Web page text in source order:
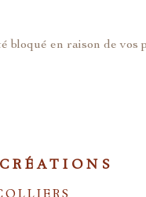
bloqué en raison de